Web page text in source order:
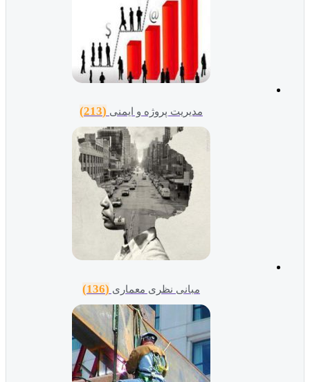
مدیریت پروژه و ایمنی (213)
مبانی نظری معماری (136)